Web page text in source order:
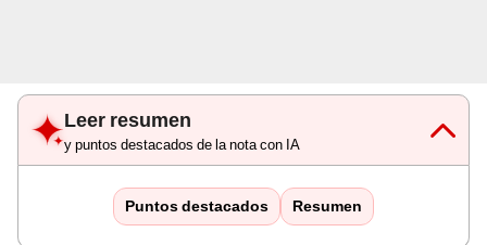
Leer resumen
y puntos destacados de la nota con IA
Puntos destacados Resumen